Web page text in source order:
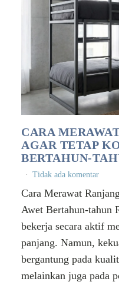
CARA
AGAR TETAP
BERTAHUN-
Tidak ada komentar
Cara Merawat
Awet Bertahun-tahun
bekerja secara aktif
panjang. Namun,
bergantung pada
melainkan juga pada